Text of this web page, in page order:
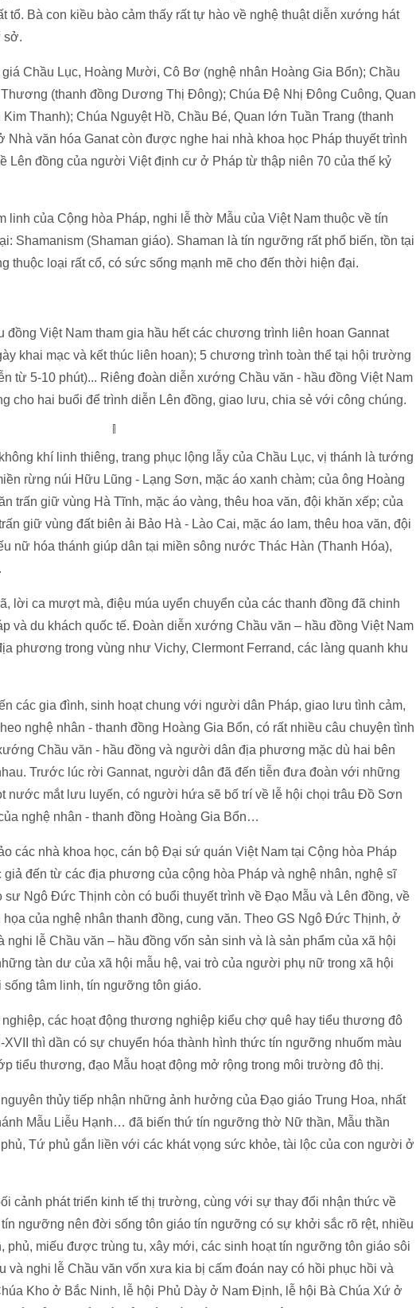
tổ. Bà con kiều bào cảm thấy rất tự hào về nghệ thuật diễn xướng hát
sở.
Chầu Lục, Hoàng Mười, Cô Bơ (nghệ nhân Hoàng Gia Bổn); Chầu
(thanh đồng Dương Thị Đông); Chúa Đệ Nhị Đông Cuông, Quan
Thanh); Chúa Nguyệt Hồ, Chầu Bé, Quan lớn Tuần Trang (thanh
văn hóa Ganat còn được nghe hai nhà khoa học Pháp thuyết trình
Lên đồng của người Việt định cư ở Pháp từ thập niên 70 của thế kỷ
linh của Cộng hòa Pháp, nghi lễ thờ Mẫu của Việt Nam thuộc về tín
Shamanism (Shaman giáo). Shaman là tín ngưỡng rất phổ biến, tồn tại
thuộc loại rất cổ, có sức sống mạnh mẽ cho đến thời hiện đại.
Việt Nam tham gia hầu hết các chương trình liên hoan Gannat
khai mạc và kết thúc liên hoan); 5 chương trình toàn thể tại hội trường
từ 5-10 phút)... Riêng đoàn diễn xướng Chầu văn - hầu đồng Việt Nam
cho hai buổi để trình diễn Lên đồng, giao lưu, chia sẻ với công chúng.
khí linh thiêng, trang phục lộng lẫy của Chầu Lục, vị thánh là tướng
rừng núi Hữu Lũng - Lạng Sơn, mặc áo xanh chàm; của ông Hoàng
trấn giữ vùng Hà Tĩnh, mặc áo vàng, thêu hoa văn, đội khăn xếp; của
giữ vùng đất biên ải Bảo Hà - Lào Cai, mặc áo lam, thêu hoa văn, đội
nữ hóa thánh giúp dân tại miền sông nước Thác Hàn (Thanh Hóa),
lời ca mượt mà, điệu múa uyển chuyển của các thanh đồng đã chinh
và du khách quốc tế. Đoàn diễn xướng Chầu văn – hầu đồng Việt Nam
phương trong vùng như Vichy, Clermont Ferrand, các làng quanh khu
các gia đình, sinh hoạt chung với người dân Pháp, giao lưu tình cảm,
nghệ nhân - thanh đồng Hoàng Gia Bổn, có rất nhiều câu chuyện tình
Chầu văn - hầu đồng và người dân địa phương mặc dù hai bên
Trước lúc rời Gannat, người dân đã đến tiễn đưa đoàn với những
nước mắt lưu luyến, có người hứa sẽ bố trí về lễ hội chọi trâu Đồ Sơn
nghệ nhân - thanh đồng Hoàng Gia Bổn…
các nhà khoa học, cán bộ Đại sứ quán Việt Nam tại Cộng hòa Pháp
đến từ các địa phương của cộng hòa Pháp và nghệ nhân, nghệ sĩ
Ngô Đức Thịnh còn có buổi thuyết trình về Đạo Mẫu và Lên đồng, về
của nghệ nhân thanh đồng, cung văn. Theo GS Ngô Đức Thịnh, ở
lễ Chầu văn – hầu đồng vốn sản sinh và là sản phẩm của xã hội
tàn dư của xã hội mẫu hệ, vai trò của người phụ nữ trong xã hội
tâm linh, tín ngưỡng tôn giáo.
các hoạt động thương nghiệp kiểu chợ quê hay tiểu thương đô
XVII thì dần có sự chuyển hóa thành hình thức tín ngưỡng nhuốm màu
tiểu thương, đạo Mẫu hoạt động mở rộng trong môi trường đô thị.
thủy tiếp nhận những ảnh hưởng của Đạo giáo Trung Hoa, nhất
Mẫu Liễu Hạnh… đã biến thứ tín ngưỡng thờ Nữ thần, Mẫu thần
Tứ phủ gắn liền với các khát vọng sức khỏe, tài lộc của con người ở
cảnh phát triển kinh tế thị trường, cùng với sự thay đổi nhận thức về
ngưỡng nên đời sống tôn giáo tín ngưỡng có sự khởi sắc rõ rệt, nhiều
miếu được trùng tu, xây mới, các sinh hoạt tín ngưỡng tôn giáo sôi
và nghi lễ Chầu văn vốn xưa kia bị cấm đoán nay có hồi phục hồi và
Kho ở Bắc Ninh, lễ hội Phủ Dày ở Nam Định, lễ hội Bà Chúa Xứ ở